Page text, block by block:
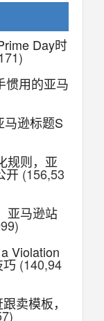
Day时
惯用的亚马
逊标题S
规则，亚
开(156,53
亚马逊站
Violation
巧 (140,94
卖模板，